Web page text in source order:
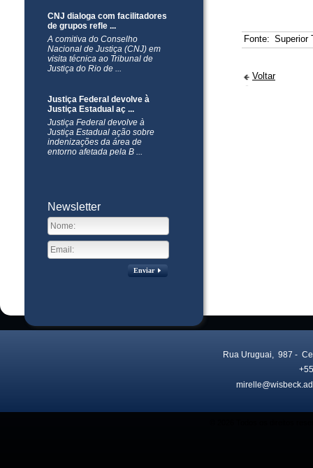
CNJ dialoga com facilitadores
de grupos refle ...
A comitiva do Conselho
Nacional de Justiça (CNJ) em
visita técnica ao Tribunal de
Justiça do Rio de ...
Justiça Federal devolve à
Justiça Estadual aç ...
Justiça Federal devolve à
Justiça Estadual ação sobre
indenizações da área de
entorno afetada pela B ...
Newsletter
Enviar
Fonte: Superior
Voltar
Rua Uruguai, 987 -